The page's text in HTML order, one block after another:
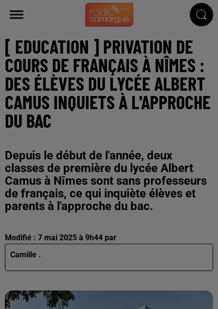
[ EDUCATION ] PRIVATION DE
COURS DE FRANÇAIS À NÎMES :
DES ÉLÈVES DU LYCÉE ALBERT
CAMUS INQUIETS À L'APPROCHE
DU BAC
Depuis le début de l'année, deux
classes de première du lycée Albert
Camus à Nîmes sont sans professeurs
de français, ce qui inquiète élèves et
parents à l'approche du bac.
Modifié : 7 mai 2025 à 9h44 par
Camille .